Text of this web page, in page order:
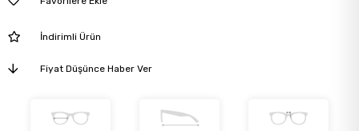
İndirimli Ürün
Fiyat Düşünce Haber Ver